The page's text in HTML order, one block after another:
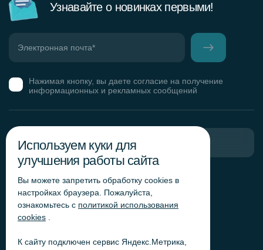
Узнавайте о новинках первыми!
Нажимая кнопку, вы даете согласие на получение
информационных и рекламных сообщений
Горячая линия комплаенс
Обработка персональных данных
Согласие на обработку персональных данных
Политика обработки файлов cookie
Согласие на обработку персональных данных
«Яндекс.Метрика»
Пригласить в тендер
Используем куки для
улучшения работы сайта
Вы можете запретить обработку сookies в
настройках браузера. Пожалуйста,
ознакомьтесь с политикой использования
cookies
К сайту подключен сервис Яндекс.Метрика,